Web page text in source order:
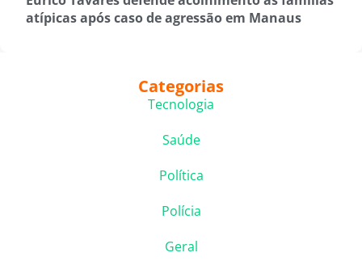
atípicas após caso de agressão em Manaus
Categorias
Tecnologia
Saúde
Política
Polícia
Geral